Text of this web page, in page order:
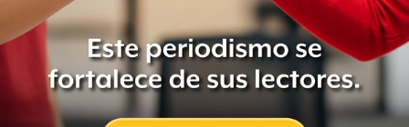
En la segunda bodega cateada por la PGR, tras obtener
permiso por un juez federal, el personal detectó que
pipas que también salían de plantas de Pemex
proporcionaban combustóleo a un precio de 3.50 pesos
por litro.